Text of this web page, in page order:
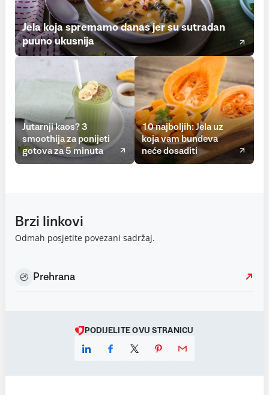
Jela koja spremamo danas jer su sutradan
puuno ukusnija
Jutarnji kaos? 3
smoothija za ponijeti
gotova za 5 minuta
10 najboljih: Jela uz
koja vam bundeva
neće dosaditi
Brzi linkovi
Odmah posjetite povezani sadržaj.
Prehrana
PODIJELITE OVU STRANICU